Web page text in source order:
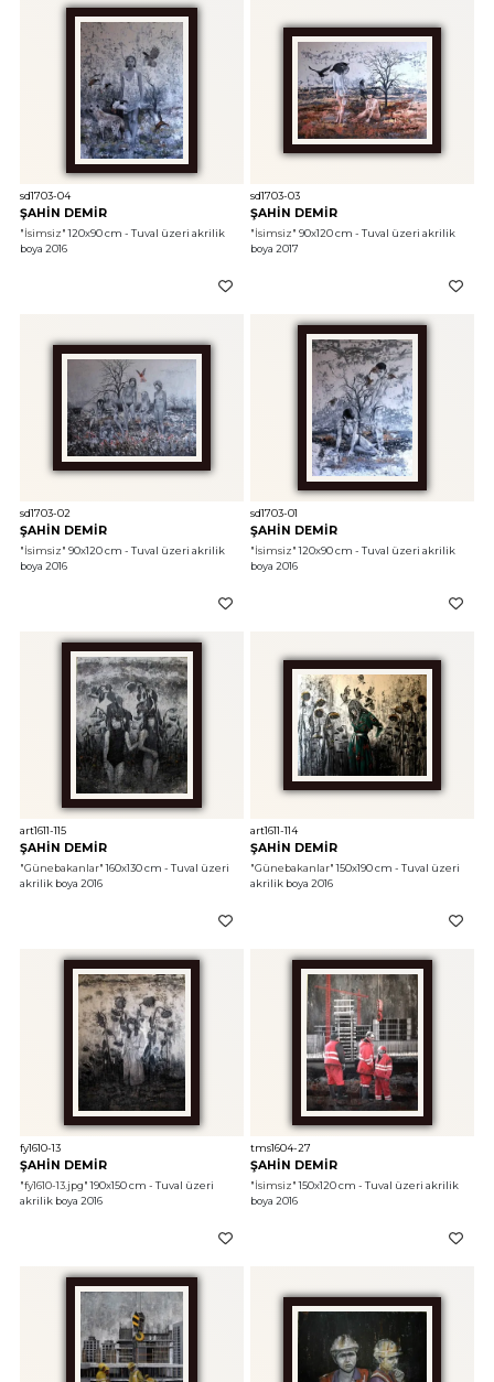
sd1703-04
ŞAHİN DEMİR
"İsimsiz" 120x90 cm - Tuval üzeri akrilik
boya 2016
sd1703-03
ŞAHİN DEMİR
"İsimsiz" 90x120 cm - Tuval üzeri akrilik
boya 2017
sd1703-02
ŞAHİN DEMİR
"İsimsiz" 90x120 cm - Tuval üzeri akrilik
boya 2016
sd1703-01
ŞAHİN DEMİR
"İsimsiz" 120x90 cm - Tuval üzeri akrilik
boya 2016
art1611-115
ŞAHİN DEMİR
"Günebakanlar" 160x130 cm - Tuval üzeri
akrilik boya 2016
art1611-114
ŞAHİN DEMİR
"Günebakanlar" 150x190 cm - Tuval üzeri
akrilik boya 2016
fy1610-13
ŞAHİN DEMİR
"fy1610-13.jpg" 190x150 cm - Tuval üzeri
akrilik boya 2016
tms1604-27
ŞAHİN DEMİR
"İsimsiz" 150x120 cm - Tuval üzeri akrilik
boya 2016